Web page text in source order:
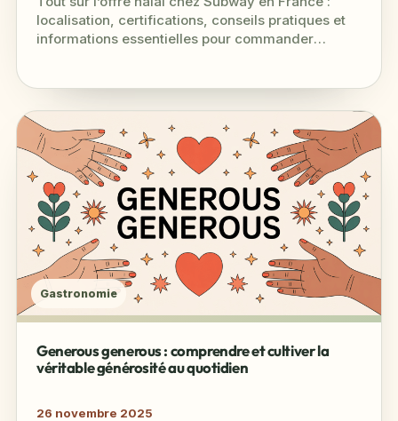
localisation, certifications, conseils pratiques et
informations essentielles pour commander
Gastronomie
Generous generous : comprendre et cultiver la
véritable générosité au quotidien
26 novembre 2025